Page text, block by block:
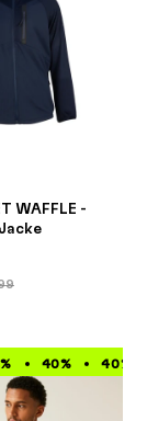
WAFFLE -
30% 30%
40% 40%